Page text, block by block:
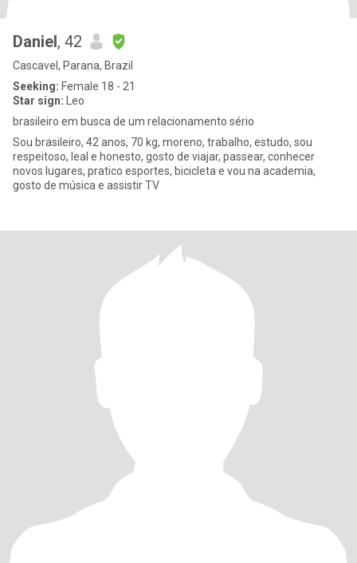
Daniel, 42
Cascavel, Parana, Brazil
Seeking: Female 18 - 21
Star sign: Leo
brasileiro em busca de um relacionamento sério
Sou brasileiro, 42 anos, 70 kg, moreno, trabalho, estudo, sou
respeitoso, leal e honesto, gosto de viajar, passear, conhecer
novos lugares, pratico esportes, bicicleta e vou na academia,
gosto de música e assistir TV